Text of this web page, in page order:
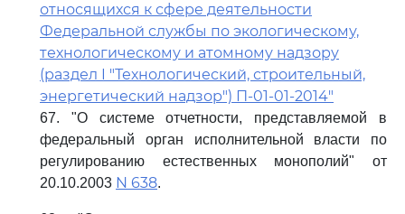
относящихся к сфере деятельности
Федеральной службы по экологическому,
технологическому и атомному надзору
(раздел I "Технологический, строительный,
энергетический надзор") П-01-01-2014"
67. "О системе отчетности, представляемой в
федеральный орган исполнительной власти по
регулированию естественных монополий" от
20.10.2003 N 638.